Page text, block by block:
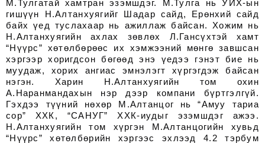
М.Тулгатай хамтран эзэмшдэг. М.Тулга нь УИХ-ын
гишүүн Н.Алтанхуягийг Шадар сайд, Ерөнхий сайд
байх үед туслахаар нь ажиллаж байсан. Хожим нь
Н.Алтанхуягийн ахлах зөвлөх Л.Гансүхтэй хамт
“Нүүрс” хөтөлбөрөөс их хэмжээний мөнгө завшсан
хэргээр хоригдсон бөгөөд энэ үедээ гэнэт бие нь
муудаж, хорих ангиас эмнэлэгт хүргэгдэж байсан
нэгэн. Харин Н.Алтанхуягийн том охин
А.Наранмандахын нэр дээр компани бүртгэлгүй.
Гэхдээ түүний нөхөр М.Алтанцог нь “Амуу тариа
сор” ХХК, “САНУГ” ХХК-иудыг эзэмшдэг ажээ.
Н.Алтанхуягийн том хүргэн М.Алтанцогийн хувьд
“Нүүрс” хөтөлбөрийн хэргээс эхлээд 4.2 тэрбум